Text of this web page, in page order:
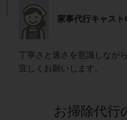
家事代行キャス
丁寧さと速さを意識しなが
宜しくお願いします。
お掃除代行